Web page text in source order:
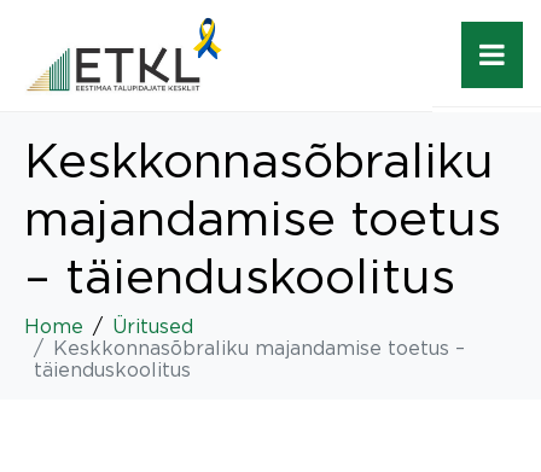
Keskkonnasõbraliku
majandamise toetus
– täienduskoolitus
Home
Üritused
Keskkonnasõbraliku majandamise toetus –
täienduskoolitus